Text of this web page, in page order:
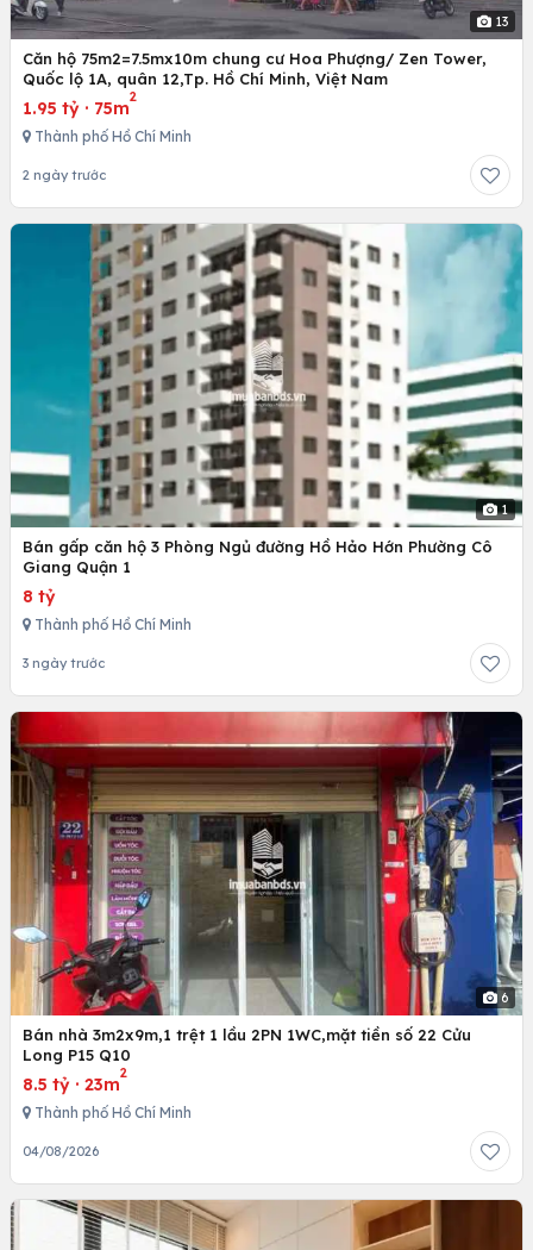
13
Căn hộ 75m2=7.5mx10m chung cư Hoa Phượng/ Zen Tower,
Quốc lộ 1A, quân 12,Tp. Hồ Chí Minh, Việt Nam
1.95 tỷ · 75m
2
Thành phố Hồ Chí Minh
2 ngày trước
1
Bán gấp căn hộ 3 Phòng Ngủ đường Hồ Hảo Hớn Phường Cô
Giang Quận 1
8 tỷ
Thành phố Hồ Chí Minh
3 ngày trước
6
Bán nhà 3m2x9m,1 trệt 1 lầu 2PN 1WC,mặt tiền số 22 Cửu
Long P15 Q10
8.5 tỷ · 23m
2
Thành phố Hồ Chí Minh
04/08/2026